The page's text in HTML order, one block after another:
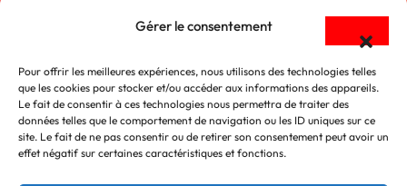
Gérer le consentement
Pour offrir les meilleures expériences, nous utilisons des technologies telles
que les cookies pour stocker et/ou accéder aux informations des appareils.
Le fait de consentir à ces technologies nous permettra de traiter des
données telles que le comportement de navigation ou les ID uniques sur ce
site. Le fait de ne pas consentir ou de retirer son consentement peut avoir un
effet négatif sur certaines caractéristiques et fonctions.
Twitter
Youtube